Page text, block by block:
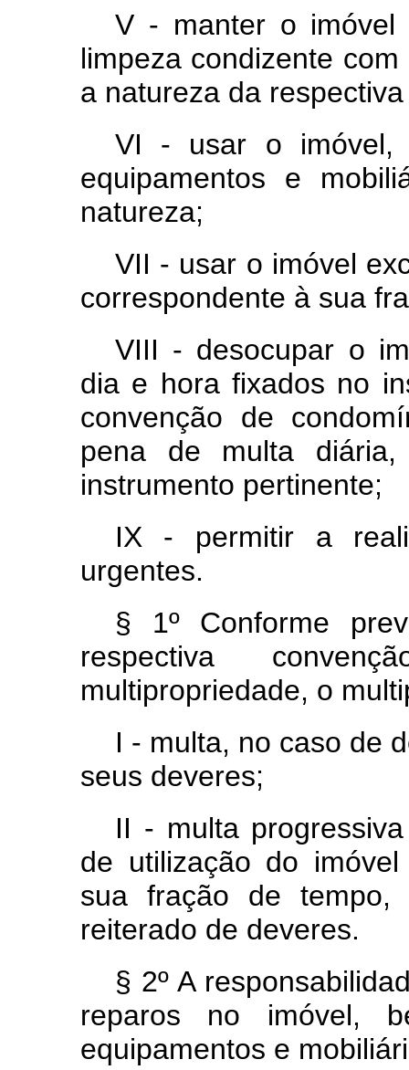
V - manter o imóvel
limpeza condizente
a natureza da
VI - usar o imóvel,
equipamentos e
natureza;
VII - usar o imóvel
correspondente à sua
VIII - desocupar o
dia e hora fixados no
convenção de
pena de multa diária,
instrumento pertinente;
IX - permitir a
urgentes.
§ 1º Conforme
respectiva
multipropriedade, o
I - multa, no caso de
seus deveres;
II - multa
de utilização do
sua fração de tempo,
reiterado de deveres.
§ 2º A
reparos no imóvel,
equipamentos e